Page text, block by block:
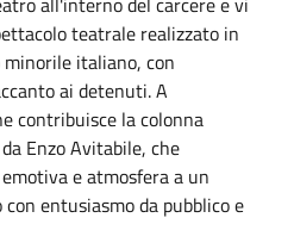
teatrale realizzato in
italiano, con
ai detenuti. A
contribuisce la colonna
Enzo Avitabile, che
e atmosfera a un
entusiasmo da pubblico e